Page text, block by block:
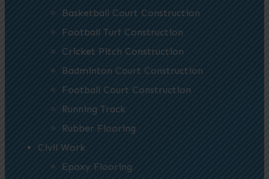
Basketball Court Construction
Football Turf Construction
Cricket Pitch Construction
Badminton Court Construction
Football Court Construction
Running Track
Rubber Flooring
Civil Work
Epoxy Flooring